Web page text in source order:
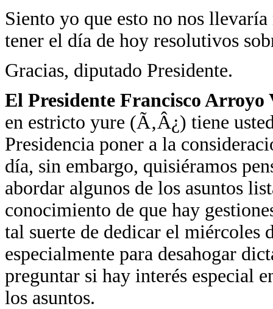
Siento yo que esto no nos
tener el día de hoy resolutivos
Gracias, diputado Presidente.
El Presidente Francisco
en estricto yure (Ã‚Â¿) tiene
Presidencia poner a la
día, sin embargo, quisiéramos
abordar algunos de los asuntos
conocimiento de que hay
tal suerte de dedicar el miércoles
especialmente para desahogar
preguntar si hay interés especial
los asuntos.